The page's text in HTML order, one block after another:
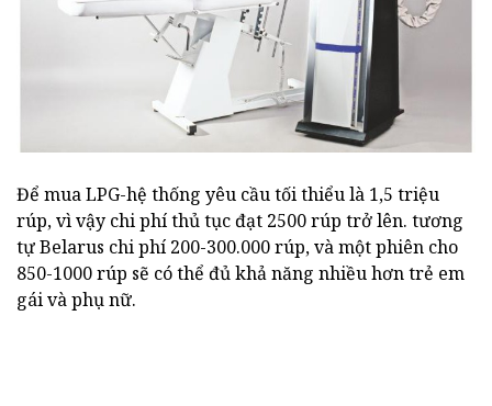
Để mua LPG-hệ thống yêu cầu tối thiểu là 1,5 triệu
rúp, vì vậy chi phí thủ tục đạt 2500 rúp trở lên. tương
tự Belarus chi phí 200-300.000 rúp, và một phiên cho
850-1000 rúp sẽ có thể đủ khả năng nhiều hơn trẻ em
gái và phụ nữ.